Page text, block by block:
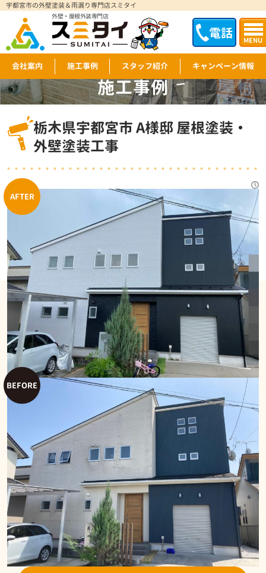
電話 MENU
宇都宮市の外壁塗装＆雨漏り専門店スミタイ
外壁・屋根外装専門店
会社案内 施工事例 スタッフ紹介 キャンペーン情報
施工事例
WORKS
栃木県宇都宮市 A様邸 屋根塗装・
外壁塗装工事